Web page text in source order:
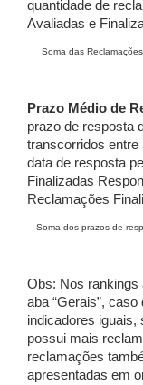
quantidade de
Avaliadas e
Soma das
Prazo Médio de
prazo de resposta
transcorridos entre
data de resposta
Finalizadas
Reclamações
Soma dos prazos de
Obs: Nos rankings
aba “Gerais”,
indicadores iguais,
possui mais
reclamações
apresentadas em